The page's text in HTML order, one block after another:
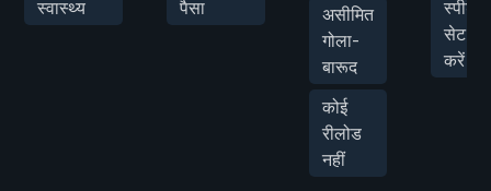
स्वास्थ्य
पैसा
असीमित
गोला-
बारूद
कोई
रीलोड
नहीं
स्पीड
सेट
करें